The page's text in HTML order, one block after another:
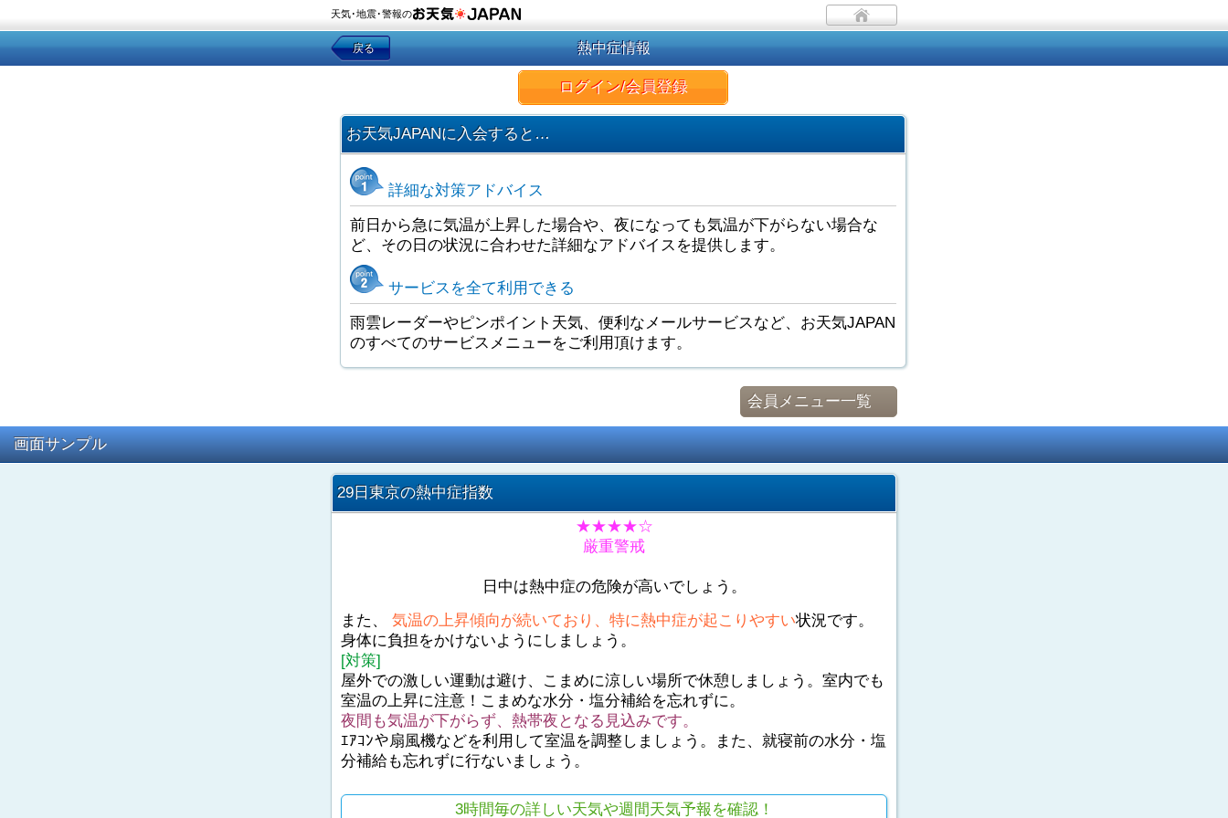
天気･地震･警報の
戻る 熱中症情報
ログイン/会員登録
お天気JAPANに入会すると…
詳細な対策アドバイス
前日から急に気温が上昇した場合や、夜になっても気温が下がらない場合な
ど、その日の状況に合わせた詳細なアドバイスを提供します。
サービスを全て利用できる
雨雲レーダーやピンポイント天気、便利なメールサービスなど、お天気JAPAN
のすべてのサービスメニューをご利用頂けます。
会員メニュー一覧
画面サンプル
29日東京の熱中症指数
★★★★☆
厳重警戒
日中は熱中症の危険が高いでしょう。
また、 気温の上昇傾向が続いており、特に熱中症が起こりやすい状況です。
身体に負担をかけないようにしましょう。
[対策]
屋外での激しい運動は避け、こまめに涼しい場所で休憩しましょう。室内でも
室温の上昇に注意！こまめな水分・塩分補給を忘れずに。
夜間も気温が下がらず、熱帯夜となる見込みです。
ｴｱｺﾝや扇風機などを利用して室温を調整しましょう。また、就寝前の水分・塩
分補給も忘れずに行ないましょう。
3時間毎の詳しい天気や週間天気予報を確認！